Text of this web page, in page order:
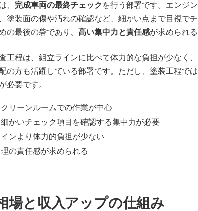
、 完成車両の最終チェック を行う部署です。エンジ
塗装面の傷や汚れの確認など、細かい点まで目視で
の最後の砦であり、 高い集中力と責任感が求められる
工程は、組立ラインに比べて体力的な負担が少なく、
の方も活躍している部署です。ただし、塗装工程で
必要です。
リーンルームでの作業が中心
かいチェック項目を確認する集中力が必要
ンより体力的負担が少ない
の責任感が求められる
場と収入アップの仕組み